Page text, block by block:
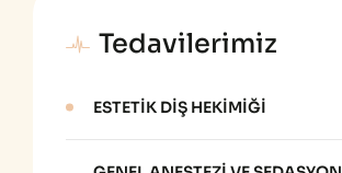
Tedavilerimiz
ESTETIK DIŞ HEKIMIĞI